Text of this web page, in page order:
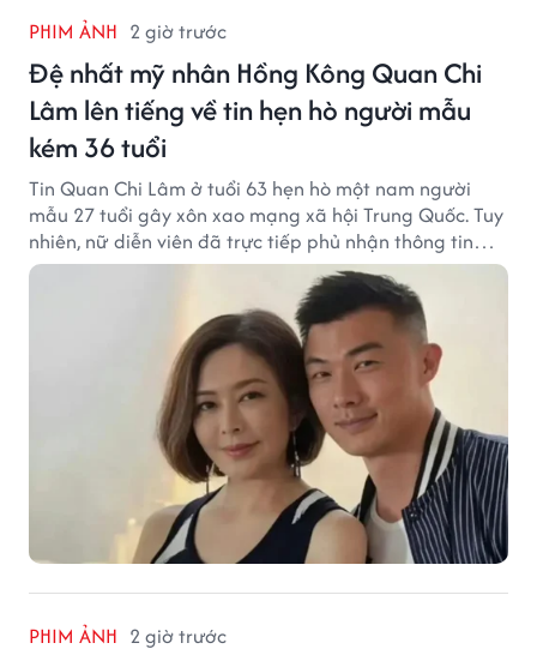
PHIM ẢNH 2 giờ trước
Đệ nhất mỹ nhân Hồng Kông Quan Chi
Lâm lên tiếng về tin hẹn hò người mẫu
kém 36 tuổi
Tin Quan Chi Lâm ở tuổi 63 hẹn hò một nam người
mẫu 27 tuổi gây xôn xao mạng xã hội Trung Quốc. Tuy
nhiên, nữ diễn viên đã trực tiếp phủ nhận thông tin
này.
PHIM ẢNH 2 giờ trước